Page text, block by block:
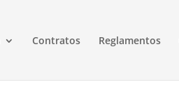
Contratos Reglamentos